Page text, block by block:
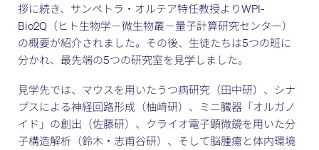
拶に続き、サンペトラ・オルテア特任教授よりWPI-
Bio2Q（ヒト生物学－微生物叢－量子計算研究センター）
の概要が紹介されました。その後、生徒たちは5つの班に
分かれ、最先端の5つの研究室を見学しました。
見学先では、マウスを用いたうつ病研究（田中研）、シナ
プスによる神経回路形成（柚﨑研）、ミニ臓器「オルガノ
イド」の創出（佐藤研）、クライオ電子顕微鏡を用いた分
子構造解析（鈴木・志甫谷研）、そして脳腫瘍と体内環境